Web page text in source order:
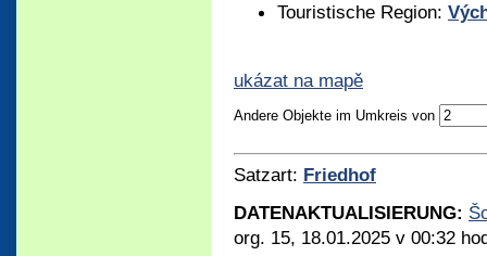
Touristische Region:
ukázat na mapě
Andere Objekte im Umkreis von
Satzart: Friedhof
DATENAKTUALISIERUNG:
org. 15, 18.01.2025 v 00:32